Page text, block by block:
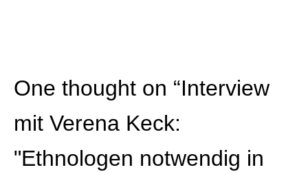
One thought on “Interview
mit Verena Keck:
"Ethnologen notwendig in